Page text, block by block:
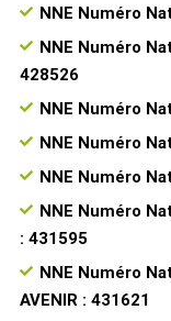
NNE Numéro
NNE Numéro
428526
NNE Numéro
NNE Numéro
NNE Numéro
NNE Numéro
: 431595
NNE Numéro
AVENIR : 431621